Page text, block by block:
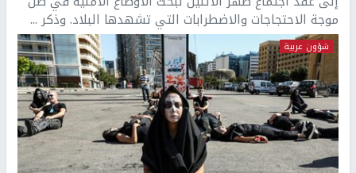
موجة الاحتجاجات والاضطرابات التي تشهدها البلاد. وذكر ...
شؤون عربية